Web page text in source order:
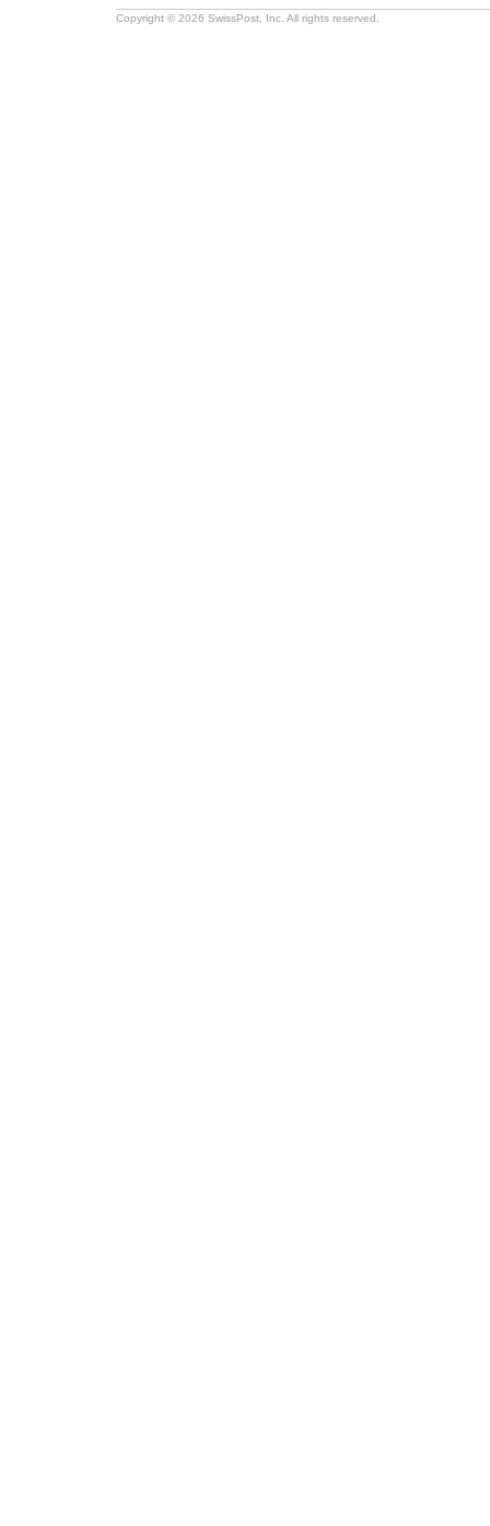
Copyright © 2026 SwissPost, Inc. All rights reserved.